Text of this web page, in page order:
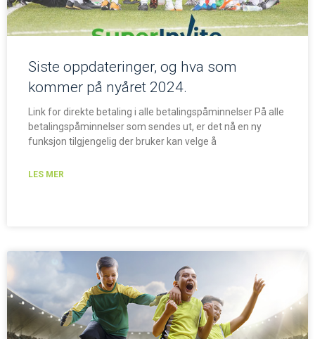
Siste oppdateringer, og hva som
kommer på nyåret 2024.
Link for direkte betaling i alle betalingspåminnelser På alle
betalingspåminnelser som sendes ut, er det nå en ny
funksjon tilgjengelig der bruker kan velge å
LES MER